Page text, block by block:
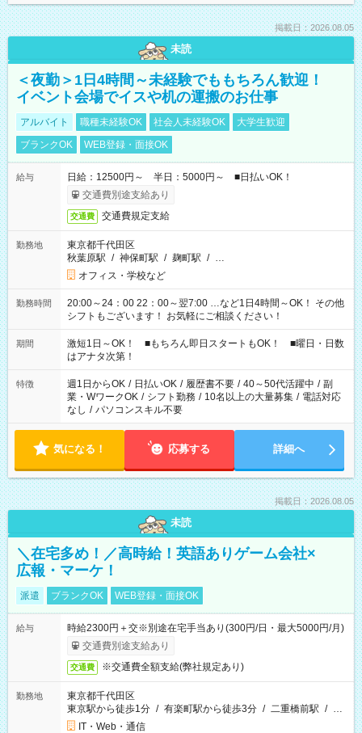
掲載日：2026.08.05
未読
＜夜勤＞1日4時間～未経験でももちろん歓迎！
イベント会場でイスや机の運搬のお仕事
アルバイト 職種未経験OK 社会人未経験OK
大学生歓迎
ブランクOK
WEB登録・面接OK
給与
日給：12500円～ 半日：5000円～ ■日払いOK！
交通費別途支給あり
交通費 交通費規定支給
勤務地
東京都千代田区
秋葉原駅 / 神保町駅 / 麹町駅 / …
オフィス・学校など
勤務時間
20:00～24：00 22：00～翌7:00 …など1日4時間～OK！ その他
シフトもございます！ お気軽にご相談ください！
期間
激短1日～OK！ ■もちろん即日スタートもOK！ ■曜日・日数
はアナタ次第！
特徴 週1日からOK / 日払いOK / 履歴書不要 / 40～50代活躍中 / 副
業・WワークOK / シフト勤務 / 10名以上の大量募集 / 電話対応
なし / パソコンスキル不要
気になる！ 応募する 詳細へ
掲載日：2026.08.05
未読
＼在宅多め！／高時給！英語ありゲーム会社×
広報・マーケ！
派遣 ブランクOK WEB登録・面接OK
給与
時給2300円＋交※別途在宅手当あり(300円/日・最大5000円/月)
交通費別途支給あり
交通費 ※交通費全額支給(弊社規定あり)
勤務地
東京都千代田区
東京駅から徒歩1分 / 有楽町駅から徒歩3分 / 二重橋前駅 / …
IT・Web・通信